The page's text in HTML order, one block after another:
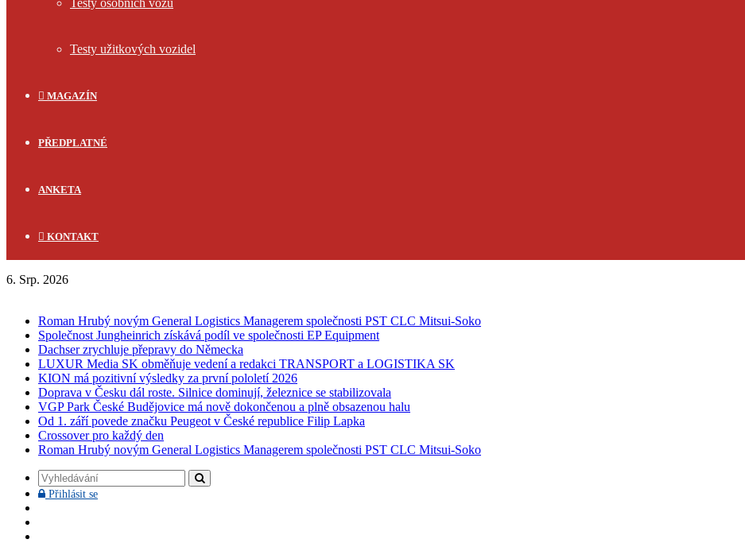
Testy osobních vozů
Testy užitkových vozidel
MAGAZÍN
PŘEDPLATNÉ
ANKETA
KONTAKT
6. Srp. 2026
Roman Hrubý novým General Logistics Managerem společnosti PST CLC Mitsui-Soko
Společnost Jungheinrich získává podíl ve společnosti EP Equipment
Dachser zrychluje přepravy do Německa
LUXUR Media SK obměňuje vedení a redakci TRANSPORT a LOGISTIKA SK
KION má pozitivní výsledky za první pololetí 2026
Doprava v Česku dál roste. Silnice dominují, železnice se stabilizovala
VGP Park České Budějovice má nově dokončenou a plně obsazenou halu
Od 1. září povede značku Peugeot v České republice Filip Lapka
Crossover pro každý den
Roman Hrubý novým General Logistics Managerem společnosti PST CLC Mitsui-Soko
Vyhledávání
Přihlásit sePřihlásit